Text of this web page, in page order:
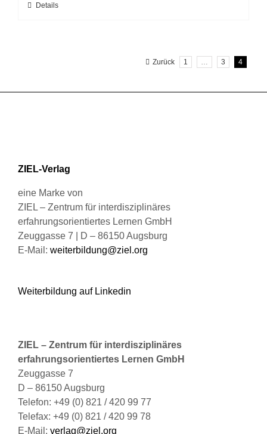
der
Dieses
Die
Produktseite
werden
Details
Zurück 1 … 3 4
ZIEL-Verlag
eine Marke von
ZIEL – Zentrum für interdisziplinäres
erfahrungsorientiertes Lernen GmbH
Zeuggasse 7 | D – 86150 Augsburg
E-Mail: weiterbildung@ziel.org
Weiterbildung auf Linkedin
ZIEL – Zentrum für interdisziplinäres
erfahrungsorientiertes Lernen GmbH
Zeuggasse 7
D – 86150 Augsburg
Telefon: +49 (0) 821 / 420 99 77
Telefax: +49 (0) 821 / 420 99 78
E-Mail: verlag@ziel.org